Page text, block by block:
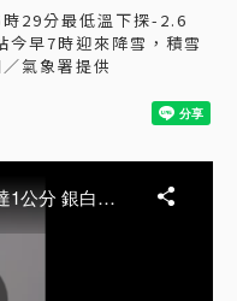
29分最低溫下探-2.6
今早7時迎來降雪，積雪
氣象署提供